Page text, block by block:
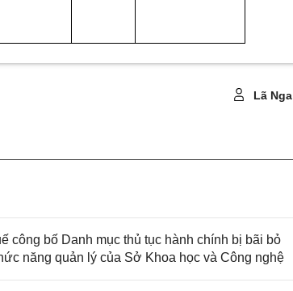
Lã Nga
công bố Danh mục thủ tục hành chính bị bãi bỏ
năng quản lý của Sở Khoa học và Công nghệ